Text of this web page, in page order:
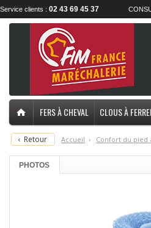
Service clients : 02 43 69 45 37
FERS À CHEVAL CLOUS À
‹ Retour Accueil › Confort du pied
PHOTOS